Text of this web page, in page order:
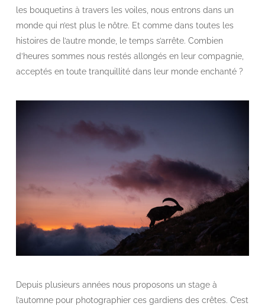
les bouquetins à travers les voiles, nous entrons dans un
monde qui n’est plus le nôtre. Et comme dans toutes les
histoires de l’autre monde, le temps s’arrête. Combien
d’heures sommes nous restés allongés en leur compagnie,
acceptés en toute tranquillité dans leur monde enchanté ?
Depuis plusieurs années nous proposons un stage à
l’automne pour photographier ces gardiens des crêtes. C’est